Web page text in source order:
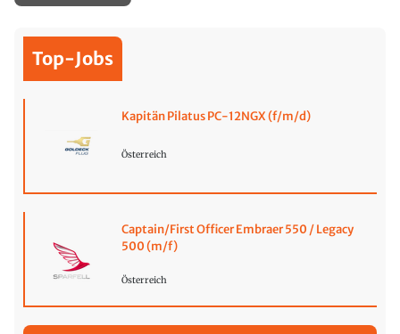
Top-Jobs
Kapitän Pilatus PC-12NGX (f/m/d)
Österreich
Captain/First Officer Embraer 550 / Legacy
500 (m/f)
Österreich